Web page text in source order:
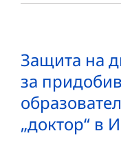
Защита на
за
„доктор“